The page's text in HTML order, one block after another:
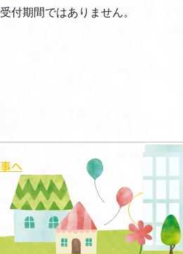
付期間ではありません。
へ